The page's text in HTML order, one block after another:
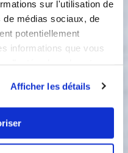
sur l'utilisation de
médias sociaux, de
potentiellement
informations que vous
Afficher les détails
de crème fraîche
jusqu'à obtention
pas trop ferme.
3 de crème fouettée
est très importante
qui peut se
mélange froid à un
Incorporerez enfin le